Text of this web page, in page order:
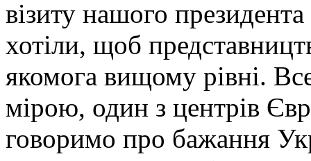
візиту нашого
хотіли, щоб
якомога вищому рівні.
мірою, один з центрів
говоримо про бажання